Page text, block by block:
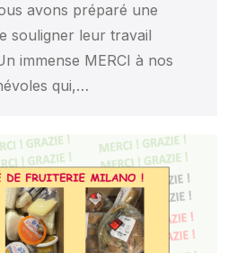
avons préparé une
souligner leur travail
immense MERCI à nos
qui,…